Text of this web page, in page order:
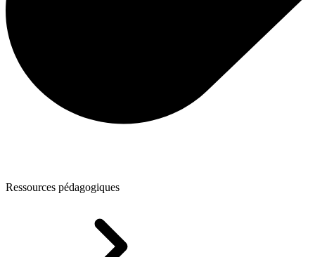
Ressources pédagogiques